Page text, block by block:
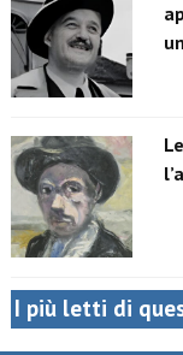
I più letti di